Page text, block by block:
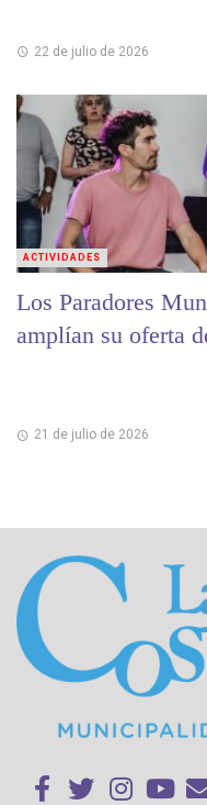
22 de julio de 2026
Los Paradores
amplían su oferta
21 de julio de 2026
ACTIVIDADES